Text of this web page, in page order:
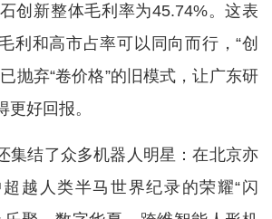
创新整体毛利率为45.74%。这表
利和高市占率可以同向而行，“创
抛弃“卷价格”的旧模式，让广东研
更好回报。
集结了众多机器人明星：在北京亦
越人类半马世界纪录的荣耀“闪